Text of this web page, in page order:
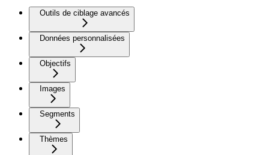
Outils de ciblage avancés
Données personnalisées
Objectifs
Images
Segments
Thèmes